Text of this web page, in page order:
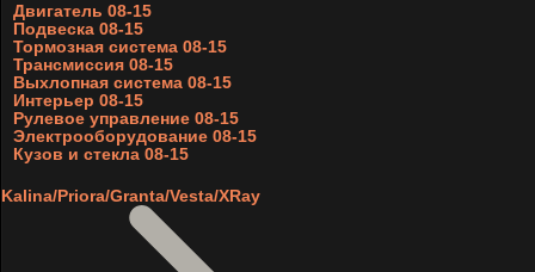
Двигатель 08-15
Подвеска 08-15
Тормозная система 08-15
Трансмиссия 08-15
Выхлопная система 08-15
Интерьер 08-15
Рулевое управление 08-15
Электрооборудование 08-15
Кузов и стекла 08-15
Kalina/Priora/Granta/Vesta/XRay